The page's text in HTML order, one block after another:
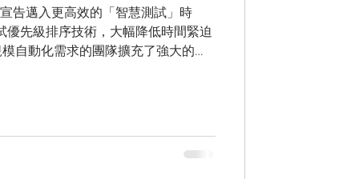
告邁入更高效的「智慧測試」時
優先級排序技術，大幅降低時間緊迫
自動化需求的團隊擴充了強大的